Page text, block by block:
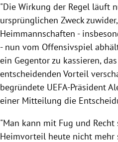
"Die Wirkung der Regel läuft
ursprünglichen Zweck
Heimmannschaften -
- nun vom Offensivspiel
ein Gegentor zu kassieren,
entscheidenden Vorteil
begründete UEFA-Präsident
einer Mitteilung die
"Man kann mit Fug und Recht
Heimvorteil heute nicht